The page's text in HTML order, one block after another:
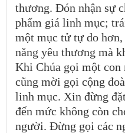
thương. Đón nhận sự
phẩm giá linh mục;
một mục tử tự do
năng yêu thương mà
Khi Chúa gọi một
cũng mời gọi cộng
linh mục. Xin đừng
đến mức không còn
người. Đừng gọi các